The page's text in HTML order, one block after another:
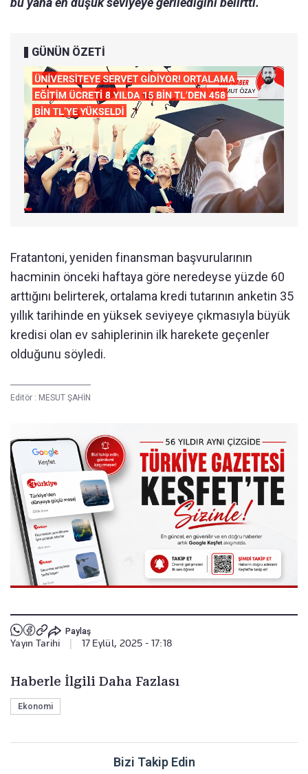
GÜNÜN ÖZETİ
Fratantoni, yeniden finansman başvurularının
hacminin önceki haftaya göre neredeyse yüzde 60
arttığını belirterek, ortalama kredi tutarının anketin 35
yıllık tarihinde en yüksek seviyeye çıkmasıyla büyük
kredisi olan ev sahiplerinin ilk harekete geçenler
olduğunu söyledi.
Editör : MESUT ŞAHİN
Paylaş
Yayın Tarihi 17 Eylül, 2025 - 17:18
Haberle İlgili Daha Fazlası
Ekonomi
Bizi Takip Edin